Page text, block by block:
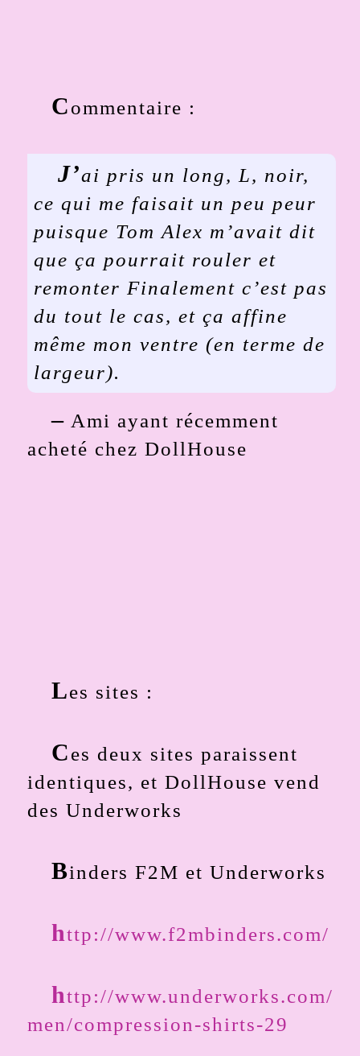
Commentaire :
J’ai pris un long, L, noir,
ce qui me faisait un peu peur
puisque Tom Alex m’avait dit
que ça pourrait rouler et
remonter Finalement c’est pas
du tout le cas, et ça affine
même mon ventre (en terme de
largeur).
– Ami ayant récemment
acheté chez DollHouse
Les sites :
Ces deux sites paraissent
identiques, et DollHouse vend
des Underworks
Binders F2M et Underworks
http://www.f2mbinders.com/
http://www.underworks.com/
men/compression-shirts-29